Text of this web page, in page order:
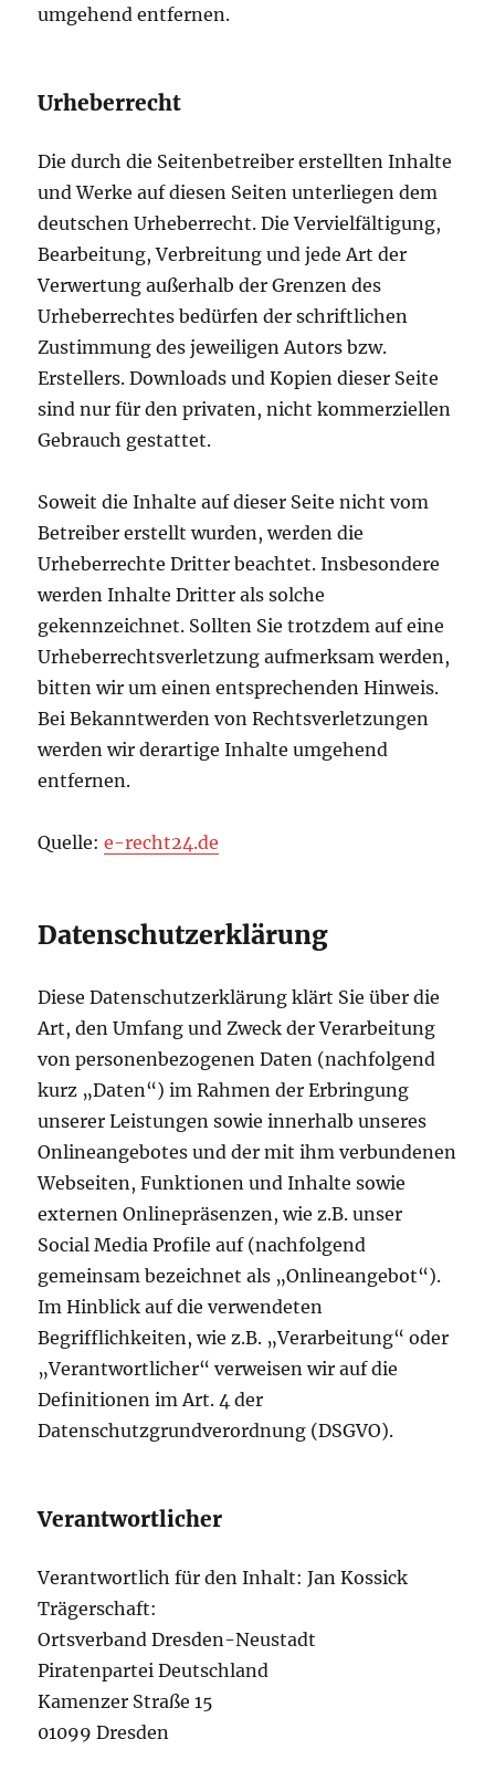
umgehend entfernen.
Urheberrecht
Die durch die Seitenbetreiber erstellten Inhalte
und Werke auf diesen Seiten unterliegen dem
deutschen Urheberrecht. Die Vervielfältigung,
Bearbeitung, Verbreitung und jede Art der
Verwertung außerhalb der Grenzen des
Urheberrechtes bedürfen der schriftlichen
Zustimmung des jeweiligen Autors bzw.
Erstellers. Downloads und Kopien dieser Seite
sind nur für den privaten, nicht kommerziellen
Gebrauch gestattet.
Soweit die Inhalte auf dieser Seite nicht vom
Betreiber erstellt wurden, werden die
Urheberrechte Dritter beachtet. Insbesondere
werden Inhalte Dritter als solche
gekennzeichnet. Sollten Sie trotzdem auf eine
Urheberrechtsverletzung aufmerksam werden,
bitten wir um einen entsprechenden Hinweis.
Bei Bekanntwerden von Rechtsverletzungen
werden wir derartige Inhalte umgehend
entfernen.
Quelle:e-recht24.de
Datenschutzerklärung
Diese Datenschutzerklärung klärt Sie über die
Art, den Umfang und Zweck der Verarbeitung
von personenbezogenen Daten (nachfolgend
kurz „Daten“) im Rahmen der Erbringung
unserer Leistungen sowie innerhalb unseres
Onlineangebotes und der mit ihm verbundenen
Webseiten, Funktionen und Inhalte sowie
externen Onlinepräsenzen, wie z.B. unser
Social Media Profile auf (nachfolgend
gemeinsam bezeichnet als „Onlineangebot“).
Im Hinblick auf die verwendeten
Begrifflichkeiten, wie z.B. „Verarbeitung“ oder
„Verantwortlicher“ verweisen wir auf die
Definitionen im Art. 4 der
Datenschutzgrundverordnung (DSGVO).
Verantwortlicher
Verantwortlich für den Inhalt: Jan Kossick
Trägerschaft:
Ortsverband Dresden-Neustadt
Piratenpartei Deutschland
Kamenzer Straße 15
01099 Dresden